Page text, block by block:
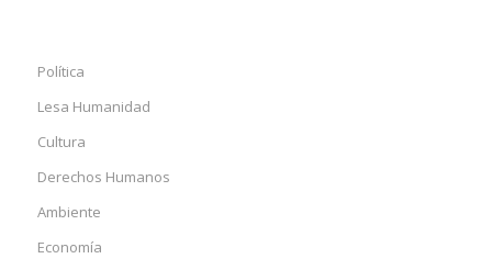
Política
Lesa Humanidad
Cultura
Derechos Humanos
Ambiente
Economía